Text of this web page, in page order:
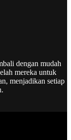
dengan mudah
mereka untuk
menjadikan setiap